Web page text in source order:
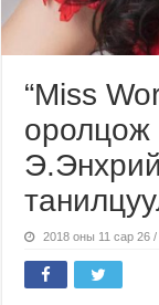
“Miss
оролцож
2018 оны 11 сар 26